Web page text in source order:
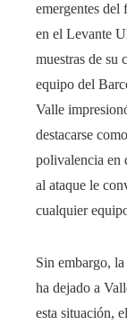
emergentes del
en el Levante
muestras de su
equipo del
Valle
destacarse
polivalencia en
al ataque le
cualquier
Sin embargo,
ha dejado a
esta situación,